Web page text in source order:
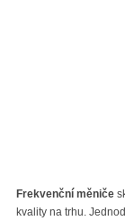
Frekvenční měniče
kvality na trhu.